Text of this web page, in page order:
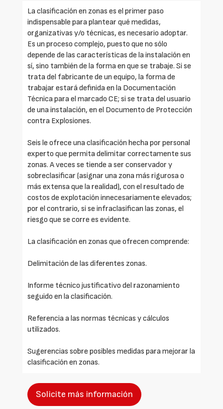
La clasificación en zonas es el primer paso
indispensable para plantear qué medidas,
organizativas y/o técnicas, es necesario adoptar.
Es un proceso complejo, puesto que no sólo
depende de las características de la instalación en
sí, sino también de la forma en que se trabaje. Si se
trata del fabricante de un equipo, la forma de
trabajar estará definida en la Documentación
Técnica para el marcado CE; si se trata del usuario
de una instalación, en el Documento de Protección
contra Explosiones.
Seis le ofrece una clasificación hecha por personal
experto que permita delimitar correctamente sus
zonas. A veces se tiende a ser conservador y
sobreclasificar (asignar una zona más rigurosa o
más extensa que la realidad), con el resultado de
costos de explotación innecesariamente elevados;
por el contrario, si se infraclasifican las zonas, el
riesgo que se corre es evidente.
La clasificación en zonas que ofrecen comprende:
Delimitación de las diferentes zonas.
Informe técnico justificativo del razonamiento
seguido en la clasificación.
Referencia a las normas técnicas y cálculos
utilizados.
Sugerencias sobre posibles medidas para mejorar la
clasificación en zonas.
Solicite más información